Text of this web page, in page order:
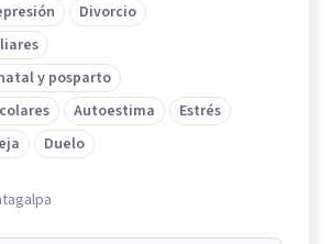
Divorcio
y posparto
Autoestima
Estrés
Duelo